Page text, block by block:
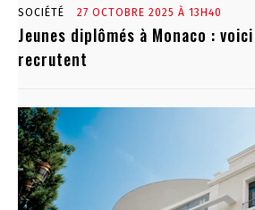
SOCIÉTÉ 27 OCTOBRE 2025 À 13H40
Jeunes diplômés à Monaco :
recrutent